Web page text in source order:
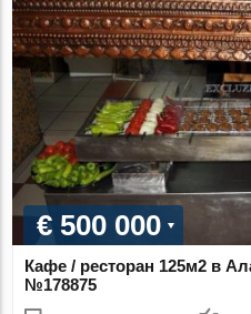
€ 500 000
Кафе / ресторан 125м2 в
№178875